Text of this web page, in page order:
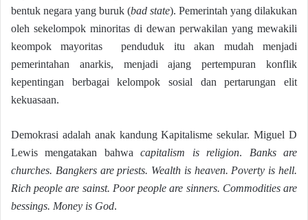
bentuk negara yang buruk (bad state). Pemerintah yang dilakukan
oleh sekelompok minoritas di dewan perwakilan yang mewakili
keompok mayoritas penduduk itu akan mudah menjadi
pemerintahan anarkis, menjadi ajang pertempuran konflik
kepentingan berbagai kelompok sosial dan pertarungan elit
kekuasaan.
Demokrasi adalah anak kandung Kapitalisme sekular. Miguel D
Lewis mengatakan bahwacapitalism is religion. Banks are
churches. Bangkers are priests. Wealth is heaven. Poverty is hell.
Rich people are sainst. Poor people are sinners. Commodities are
bessings. Money is God.